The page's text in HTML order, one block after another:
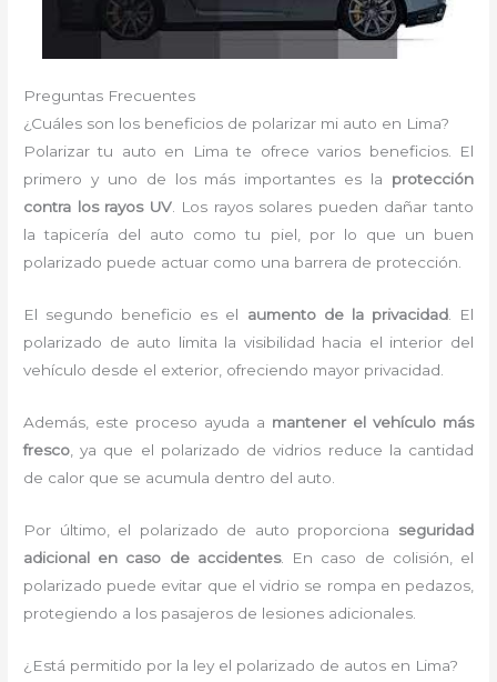
Preguntas Frecuentes
¿Cuáles son los beneficios de polarizar mi auto en Lima?
Polarizar tu auto en Lima te ofrece varios beneficios. El
primero y uno de los más importantes es la protección
contra los rayos UV. Los rayos solares pueden dañar tanto
la tapicería del auto como tu piel, por lo que un buen
polarizado puede actuar como una barrera de protección.
El segundo beneficio es el aumento de la privacidad. El
polarizado de auto limita la visibilidad hacia el interior del
vehículo desde el exterior, ofreciendo mayor privacidad.
Además, este proceso ayuda a mantener el vehículo más
fresco , ya que el polarizado de vidrios reduce la cantidad
de calor que se acumula dentro del auto.
Por último, el polarizado de auto proporciona seguridad
adicional en caso de accidentes. En caso de colisión, el
polarizado puede evitar que el vidrio se rompa en pedazos,
protegiendo a los pasajeros de lesiones adicionales.
¿Está permitido por la ley el polarizado de autos en Lima?